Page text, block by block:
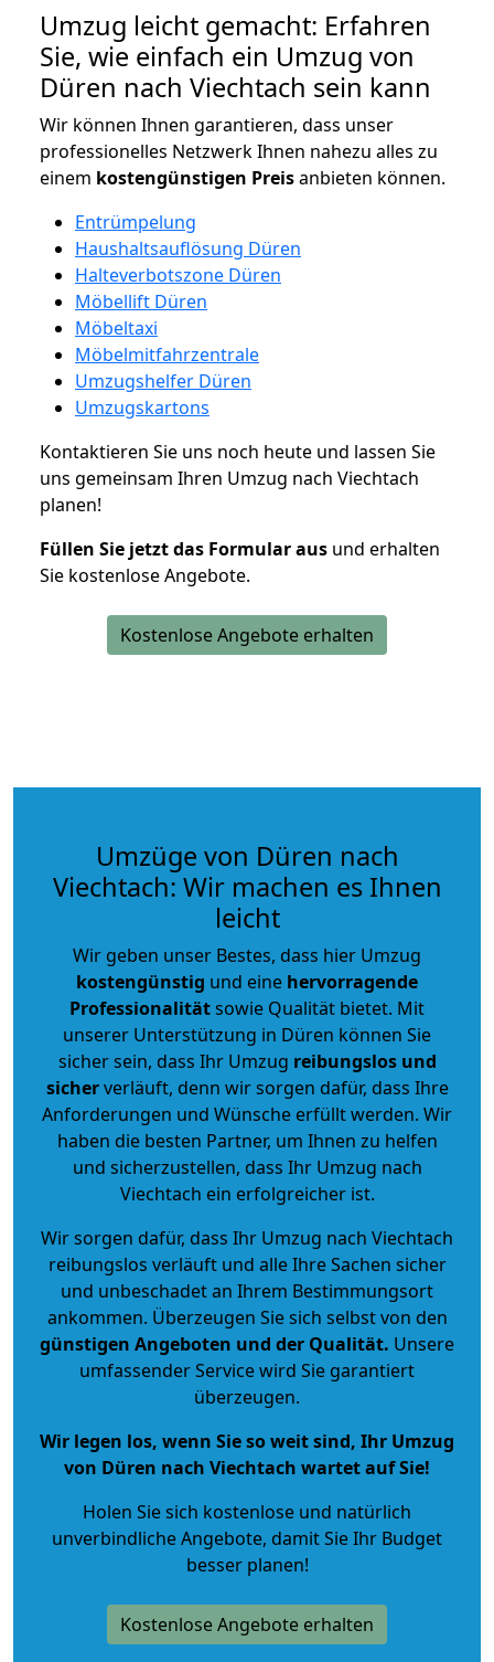
Umzug leicht gemacht: Erfahren
Sie, wie einfach ein Umzug von
Düren nach Viechtach sein kann
Wir können Ihnen garantieren, dass unser
professionelles Netzwerk Ihnen nahezu alles zu
einem kostengünstigen Preisanbieten können.
Entrümpelung
Haushaltsauflösung Düren
Halteverbotszone Düren
Möbellift Düren
Möbeltaxi
Möbelmitfahrzentrale
Umzugshelfer Düren
Umzugskartons
Kontaktieren Sie uns noch heute und lassen Sie
uns gemeinsam Ihren Umzug nach Viechtach
planen!
Füllen Sie jetzt das Formular aus und erhalten
Sie kostenlose Angebote.
Kostenlose Angebote erhalten
Umzüge von Düren nach
Viechtach: Wir machen es Ihnen
leicht
Wir geben unser Bestes, dass hier Umzug
kostengünstig und eine hervorragende
Professionalitätsowie Qualität bietet. Mit
unserer Unterstützung in Düren können Sie
sicher sein, dass Ihr Umzug reibungslos und
sicherverläuft, denn wir sorgen dafür, dass Ihre
Anforderungen und Wünsche erfüllt werden. Wir
haben die besten Partner, um Ihnen zu helfen
und sicherzustellen, dass Ihr Umzug nach
Viechtach ein erfolgreicher ist.
Wir sorgen dafür, dass Ihr Umzug nach Viechtach
reibungslos verläuft und alle Ihre Sachen sicher
und unbeschadet an Ihrem Bestimmungsort
ankommen. Überzeugen Sie sich selbst von den
günstigen Angeboten und der Qualität. Unsere
umfassender Service wird Sie garantiert
überzeugen.
Wir legen los, wenn Sie so weit sind, Ihr Umzug
von Düren nach Viechtach wartet auf Sie!
Holen Sie sich kostenlose und natürlich
unverbindliche Angebote, damit Sie Ihr Budget
besser planen!
Kostenlose Angebote erhalten